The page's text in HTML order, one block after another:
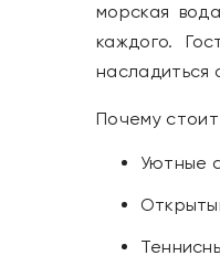
морская
каждого.
Почему
Уютные